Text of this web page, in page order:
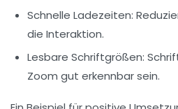
Schnelle Ladezeiten:
die Interaktion.
Lesbare Schriftgrößen:
Zoom gut erkennbar sein.